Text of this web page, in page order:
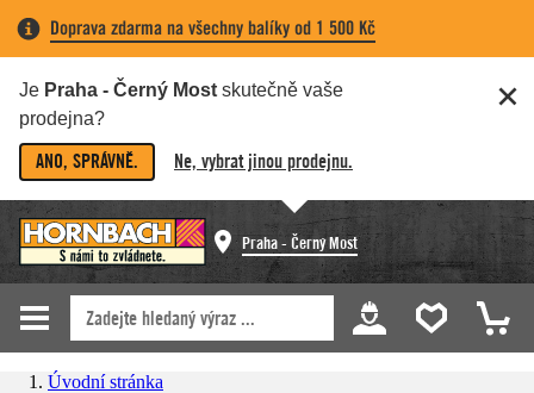
Doprava zdarma na všechny balíky od 1 500 Kč
Je Praha - Černý Most skutečně vaše
prodejna?
ANO, SPRÁVNĚ. Ne, vybrat jinou prodejnu.
Praha - Černý Most
Úvodní stránka